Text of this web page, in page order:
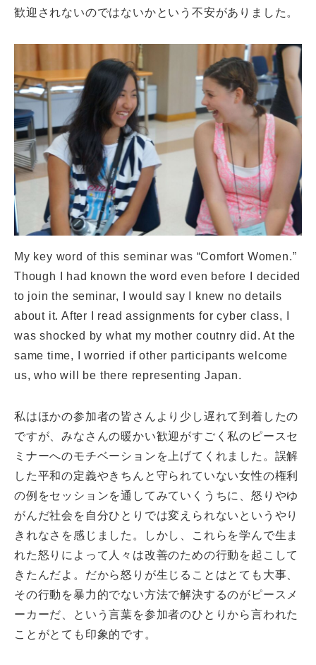
歓迎されないのではないかという不安がありました。
My key word of this seminar was “Comfort Women.”
Though I had known the word even before I decided
to join the seminar, I would say I knew no details
about it. After I read assignments for cyber class, I
was shocked by what my mother coutnry did. At the
same time, I worried if other participants welcome
us, who will be there representing Japan.
私はほかの参加者の皆さんより少し遅れて到着したの
ですが、みなさんの暖かい歓迎がすごく私のピースセ
ミナーへのモチベーションを上げてくれました。誤解
した平和の定義やきちんと守られていない女性の権利
の例をセッションを通してみていくうちに、怒りやゆ
がんだ社会を自分ひとりでは変えられないというやり
きれなさを感じました。しかし、これらを学んで生ま
れた怒りによって人々は改善のための行動を起こして
きたんだよ。だから怒りが生じることはとても大事、
その行動を暴力的でない方法で解決するのがピースメ
ーカーだ、という言葉を参加者のひとりから言われた
ことがとても印象的です。